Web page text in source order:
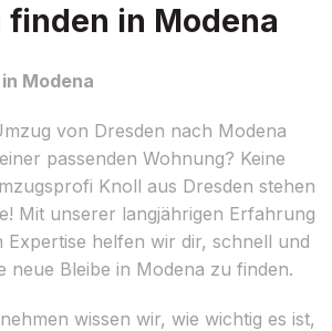
finden in Modena
Modena
von Dresden nach Modena
passenden Wohnung? Keine
Knoll aus Dresden stehen
Mit unserer langjährigen Erfahrung
Expertise helfen wir dir, schnell und
neue Bleibe in Modena zu finden.
wissen wir, wie wichtig es ist,